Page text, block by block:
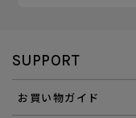
SUPPORT
お買い物ガイド